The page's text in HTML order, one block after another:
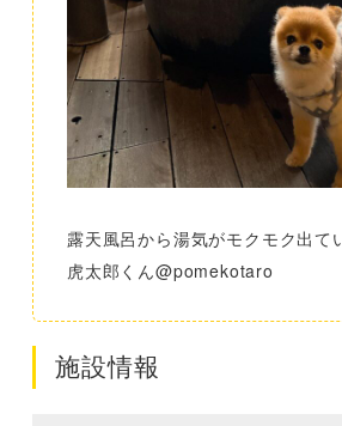
露天風呂から湯気がモクモク出て
虎太郎くん@pomekotaro
施設情報